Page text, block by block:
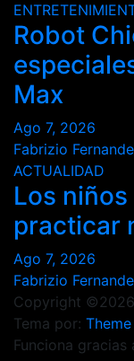
Robot
Max
Ago 7, 2026
Fabrizio
ACTUALIDAD
Los
practicar
Ago 7, 2026
Fabrizio
Copyright ©2026
Tema por:
Funciona gracias